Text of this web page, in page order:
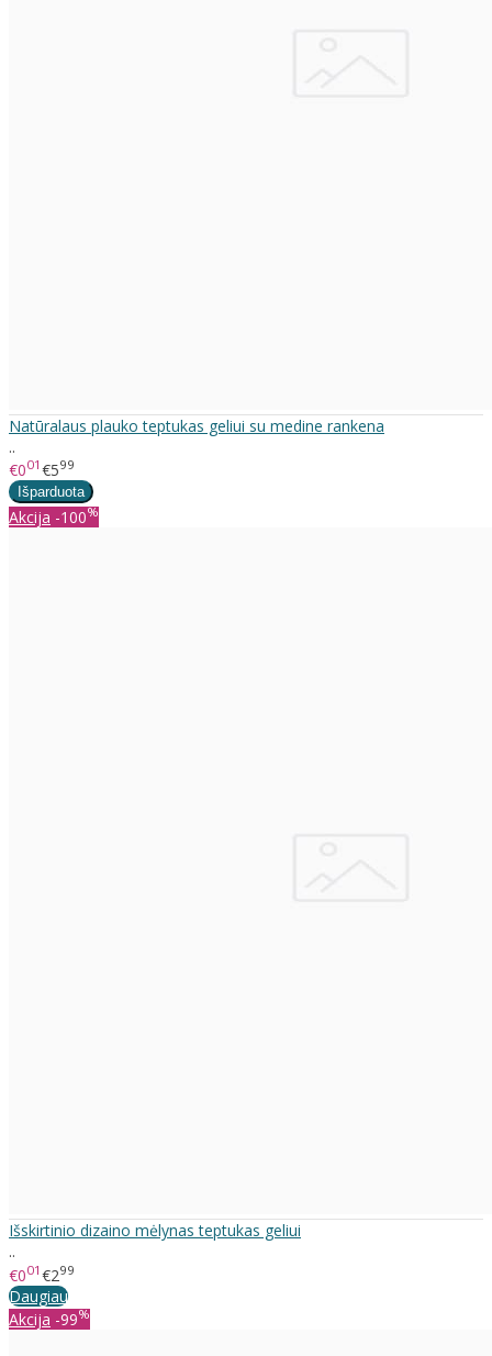
Natūralaus plauko teptukas geliui su medine rankena
..
€001 €599
Akcija -100%
Išskirtinio dizaino mėlynas teptukas geliui
..
€001 €299
Daugiau
Akcija -99%